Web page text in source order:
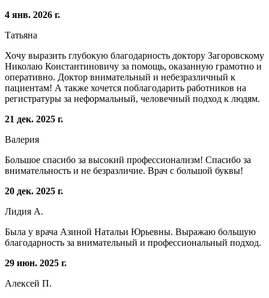
4 янв. 2026 г.
Татьяна
Хочу выразить глубокую благодарность доктору Загоровскому
Николаю Константиновичу за помощь, оказанную грамотно и
оперативно. Доктор внимательный и небезразличный к
пациентам! А также хочется поблагодарить работников на
регистратуры за неформальный, человечный подход к людям.
21 дек. 2025 г.
Валерия
Большое спасибо за высокий профессионализм! Спасибо за
внимательность и не безразличие. Врач с большой буквы!
20 дек. 2025 г.
Лидия А.
Была у врача Азиной Натальи Юрьевны. Выражаю большую
благодарность за внимательный и профессиональный подход.
29 июн. 2025 г.
Алексей П.